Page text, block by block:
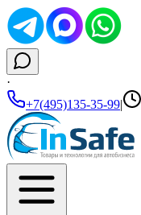
·
+7(495)135-35-99|